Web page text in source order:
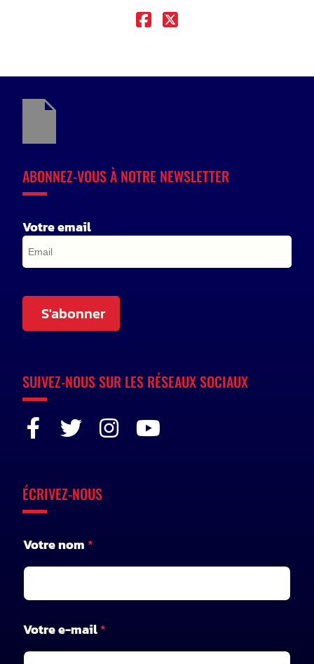
ABONNEZ-VOUS À NOTRE NEWSLETTER
Votre email
S'abonner
SUIVEZ-NOUS SUR LES RÉSEAUX SOCIAUX
ÉCRIVEZ-NOUS
Votre nom *
Votre e-mail*